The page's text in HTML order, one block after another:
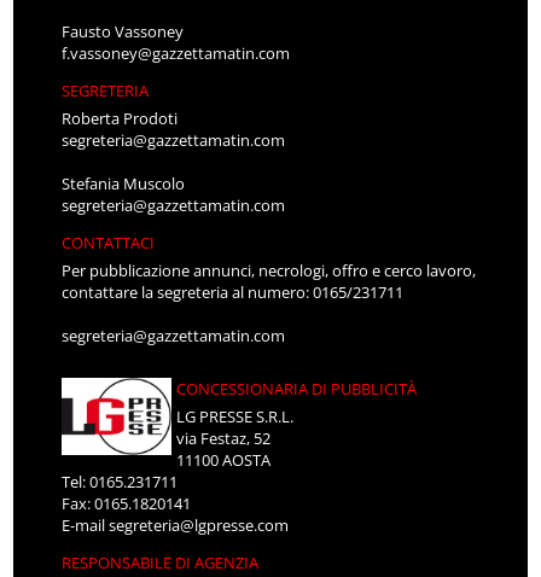
Fausto Vassoney
f.vassoney@gazzettamatin.com
SEGRETERIA
Roberta Prodoti
segreteria@gazzettamatin.com
Stefania Muscolo
segreteria@gazzettamatin.com
CONTATTACI
Per pubblicazione annunci, necrologi, offro e cerco lavoro,
contattare la segreteria al numero: 0165/231711
segreteria@gazzettamatin.com
CONCESSIONARIA DI PUBBLICITÀ
LG PRESSE S.R.L.
via Festaz, 52
11100 AOSTA
Tel: 0165.231711
Fax: 0165.1820141
E-mailsegreteria@lgpresse.com
RESPONSABILE DI AGENZIA